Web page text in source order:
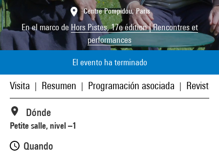
Centre Pompidou, Paris
En el marco de Hors Pistes, 17e édition | Rencontres et
performances
El evento ha terminado
Visita Resumen Programación asociada Revista
Dónde
Petite salle, nivel –1
Quando